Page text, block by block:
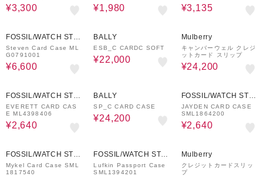
¥3,300 ¥1,980 ¥3,135
FOSSIL/WATCH STAT
ION INTERNATIONAL
Steven Card Case ML
G0791001
¥6,600
BALLY
ESB_C CARDC SOFT
¥22,000
Mulberry
キャンバーウェル クレジ
ットカード スリップ
¥24,200
FOSSIL/WATCH STAT
ION INTERNATIONAL
EVERETT CARD CAS
E ML4398406
¥2,640
BALLY
SP_C CARD CASE
¥24,200
FOSSIL/WATCH STAT
ION INTERNATIONAL
JAYDEN CARD CASE
SML1864200
¥2,640
FOSSIL/WATCH STAT
ION INTERNATIONAL
Mykel Card Case SML
1817540
FOSSIL/WATCH STAT
ION INTERNATIONAL
Lufkin Passport Case
SML1394201
Mulberry
クレジットカードスリッ
プ